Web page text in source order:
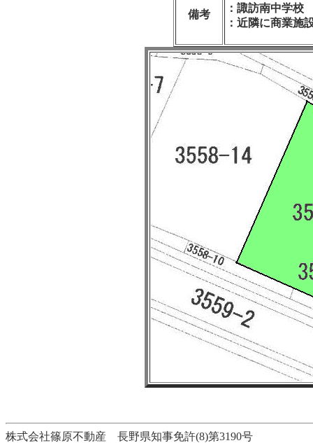
備考
：諏訪南中学校
：近隣に商業施
株式会社篠原不動産 長野県知事免許(8)第3190号